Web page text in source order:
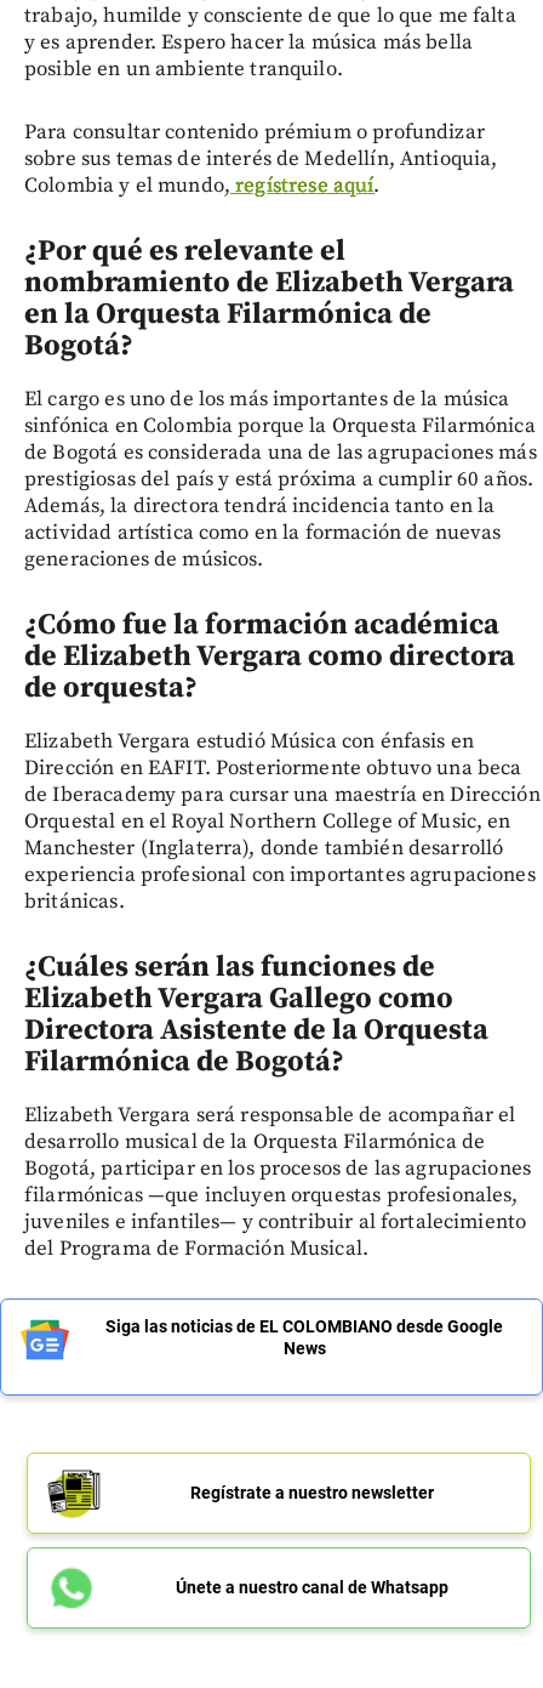
trabajo, humilde y consciente de que lo que me falta
y es aprender. Espero hacer la música más bella
posible en un ambiente tranquilo.
Para consultar contenido prémium o profundizar
sobre sus temas de interés de Medellín, Antioquia,
Colombia y el mundo, regístrese aquí.
¿Por qué es relevante el
nombramiento de Elizabeth Vergara
en la Orquesta Filarmónica de
Bogotá?
El cargo es uno de los más importantes de la música
sinfónica en Colombia porque la Orquesta Filarmónica
de Bogotá es considerada una de las agrupaciones más
prestigiosas del país y está próxima a cumplir 60 años.
Además, la directora tendrá incidencia tanto en la
actividad artística como en la formación de nuevas
generaciones de músicos.
¿Cómo fue la formación académica
de Elizabeth Vergara como directora
de orquesta?
Elizabeth Vergara estudió Música con énfasis en
Dirección en EAFIT. Posteriormente obtuvo una beca
de Iberacademy para cursar una maestría en Dirección
Orquestal en el Royal Northern College of Music, en
Manchester (Inglaterra), donde también desarrolló
experiencia profesional con importantes agrupaciones
británicas.
¿Cuáles serán las funciones de
Elizabeth Vergara Gallego como
Directora Asistente de la Orquesta
Filarmónica de Bogotá?
Elizabeth Vergara será responsable de acompañar el
desarrollo musical de la Orquesta Filarmónica de
Bogotá, participar en los procesos de las agrupaciones
filarmónicas —que incluyen orquestas profesionales,
juveniles e infantiles— y contribuir al fortalecimiento
del Programa de Formación Musical.
Siga las noticias de EL COLOMBIANO desde Google
News
Regístrate a nuestro newsletter
Únete a nuestro canal de Whatsapp